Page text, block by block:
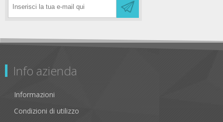
Info azienda
Informazioni
Condizioni di utilizzo